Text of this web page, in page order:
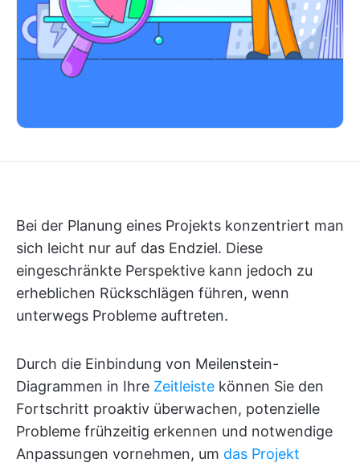
Bei der Planung eines Projekts konzentriert man
sich leicht nur auf das Endziel. Diese
eingeschränkte Perspektive kann jedoch zu
erheblichen Rückschlägen führen, wenn
unterwegs Probleme auftreten.
Durch die Einbindung von Meilenstein-
Diagrammen in Ihre Zeitleiste können Sie den
Fortschritt proaktiv überwachen, potenzielle
Probleme frühzeitig erkennen und notwendige
Anpassungen vornehmen, um das Projekt